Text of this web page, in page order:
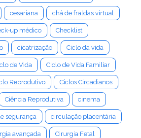
cesariana chá de fraldas virtual
up médico Checklist
cicatrização Ciclo da vida
de Vida Ciclo de Vida Familiar
Reprodutivo Ciclos Circadianos
Ciência Reprodutiva cinema
segurança circulação placentária
avançada Cirurgia Fetal